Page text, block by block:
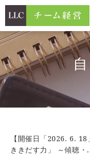
【開催日「2026. 6. 18
ききだす力」 ～傾聴・